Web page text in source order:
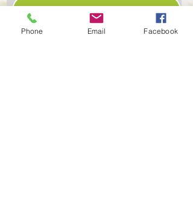
zur Terminanfrage
Phone Email Facebook